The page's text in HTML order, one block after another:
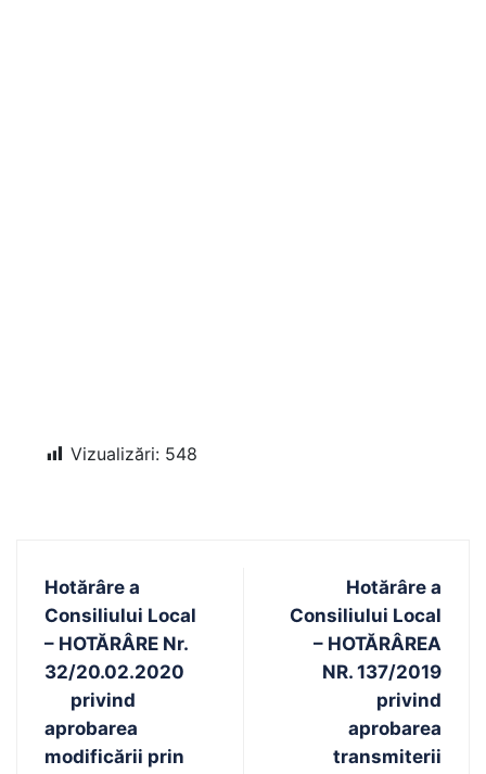
Vizualizări: 548
Hotărâre a
Consiliului Local
– HOTĂRÂRE Nr.
32/20.02.2020
privind
aprobarea
modificării prin
Hotărâre a
Consiliului Local
– HOTĂRÂREA
NR. 137/2019
privind
aprobarea
transmiterii